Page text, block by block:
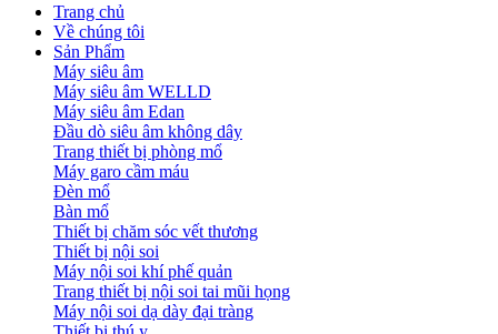
Trang chủ
Về chúng tôi
Sản Phẩm
Máy siêu âm
Máy siêu âm WELLD
Máy siêu âm Edan
Đầu dò siêu âm không dây
Trang thiết bị phòng mổ
Máy garo cầm máu
Đèn mổ
Bàn mổ
Thiết bị chăm sóc vết thương
Thiết bị nội soi
Máy nội soi khí phế quản
Trang thiết bị nội soi tai mũi họng
Máy nội soi dạ dày đại tràng